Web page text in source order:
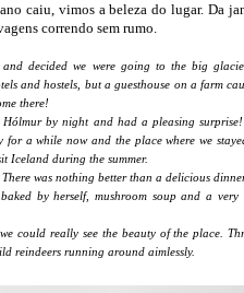
caiu, vimos a beleza do lugar. Da
correndo sem rumo.
decided we were going to the big
and hostels, but a guesthouse on a farm
there!
by night and had a pleasing
a while now and the place where we
Iceland during the summer.
was nothing better than a delicious
by herself, mushroom soup and a
could really see the beauty of the place.
reindeers running around aimlessly.